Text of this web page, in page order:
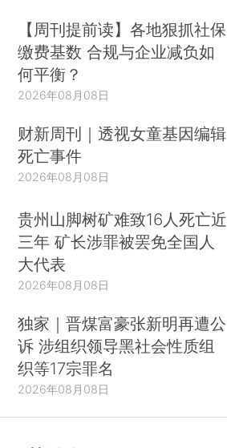
【周刊提前读】各地狠抓社保
缴费基数 合规与企业减负如
何平衡？
2026年08月08日
财新周刊｜透视女童基因编辑
死亡事件
2026年08月08日
贵州山脚树矿难致16人死亡近
三年 矿长涉罪被罢免全国人
大代表
2026年08月08日
独家｜晋煤富豪张新明再遭公
诉 涉组织领导黑社会性质组
织等17宗罪名
2026年08月08日